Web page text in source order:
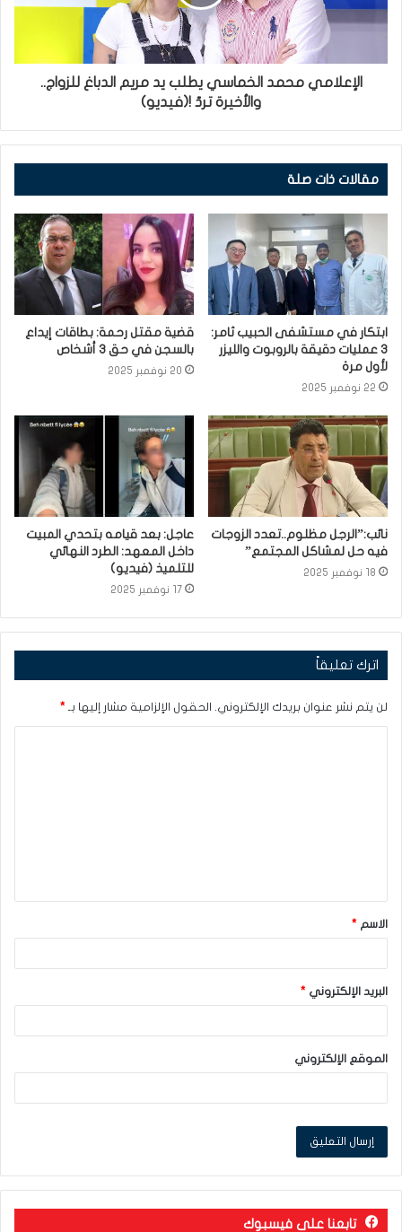
الإعلامي محمد الخماسي يطلب يد مريم الدباغ للزواج..
والأخيرة تردّ !(فيديو)
مقالات ذات صلة
ابتكار في مستشفى الحبيب ثامر:
3 عمليات دقيقة بالروبوت والليزر
لأول مرة
22 نوفمبر 2025
قضية مقتل رحمة: بطاقات إيداع
بالسجن في حق 3 أشخاص
20 نوفمبر 2025
نائب:”الرجل مظلوم..تعدد الزوجات
فيه حل لمشاكل المجتمع”
18 نوفمبر 2025
عاجل: بعد قيامه بتحدي المبيت
داخل المعهد: الطرد النهائي
للتلميذ (فيديو)
17 نوفمبر 2025
اترك تعليقاً
لن يتم نشر عنوان بريدك الإلكتروني. الحقول الإلزامية مشار إليها بـ *
ق
*
الاسم *
البريد الإلكتروني *
الموقع الإلكتروني
تابعنا على فيسبوك